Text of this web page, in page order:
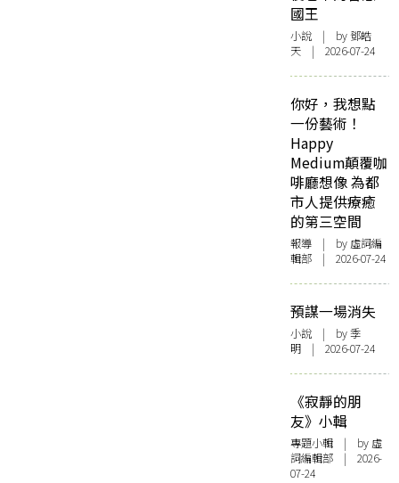
國王
小說 | by 鄧皓
天 | 2026-07-24
你好，我想點
一份藝術！
Happy
Medium顛覆咖
啡廳想像 為都
市人提供療癒
的第三空間
報導 | by 虛詞編
輯部 | 2026-07-24
預謀一場消失
小說 | by 季
明 | 2026-07-24
《寂靜的朋
友》小輯
專題小輯 | by 虛
詞編輯部 | 2026-
07-24